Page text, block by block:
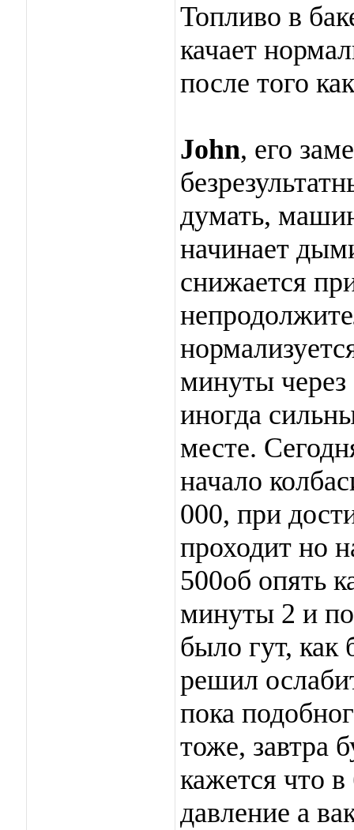
Топливо в
качает
после того как
John, его
думать,
начинает
снижается
минуты через
иногда
месте.
начало
000, при
проходит но
500об опять
минуты 2 и
было гут, как
решил
пока
тоже, завтра
кажется что в
давление а